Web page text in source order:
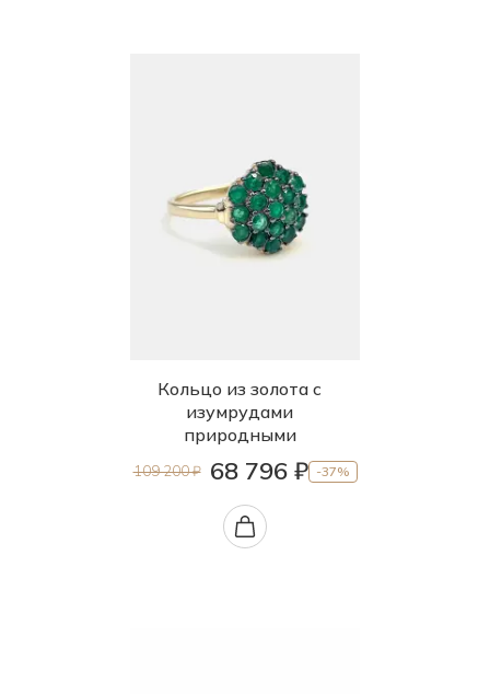
Кольцо из золота с
изумрудами
природными
109 200 ₽ 68 796 ₽ -37%